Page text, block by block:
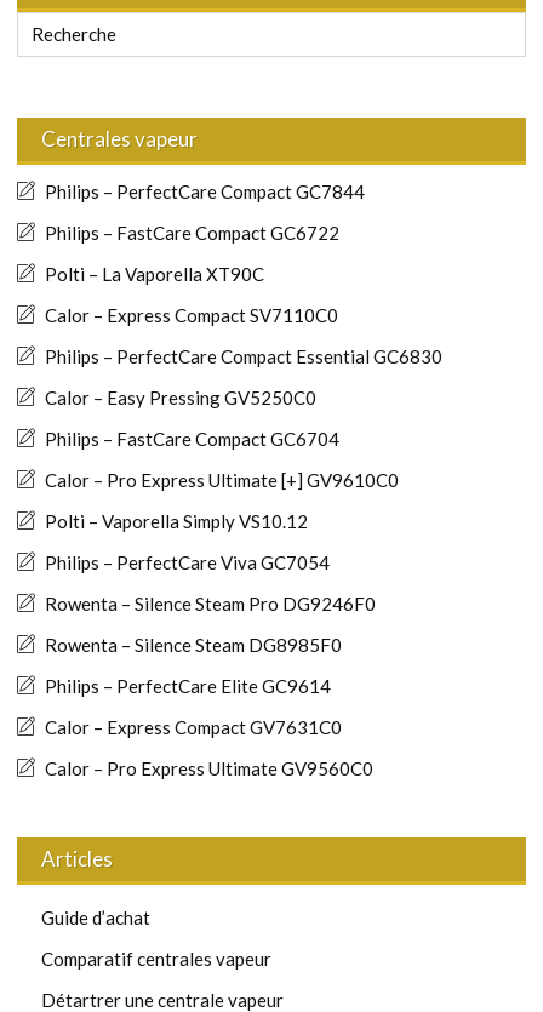
Centrales vapeur
Philips – PerfectCare Compact GC7844
Philips – FastCare Compact GC6722
Polti – La Vaporella XT90C
Calor – Express Compact SV7110C0
Philips – PerfectCare Compact Essential GC6830
Calor – Easy Pressing GV5250C0
Philips – FastCare Compact GC6704
Calor – Pro Express Ultimate [+] GV9610C0
Polti – Vaporella Simply VS10.12
Philips – PerfectCare Viva GC7054
Rowenta – Silence Steam Pro DG9246F0
Rowenta – Silence Steam DG8985F0
Philips – PerfectCare Elite GC9614
Calor – Express Compact GV7631C0
Calor – Pro Express Ultimate GV9560C0
Articles
Guide d’achat
Comparatif centrales vapeur
Détartrer une centrale vapeur